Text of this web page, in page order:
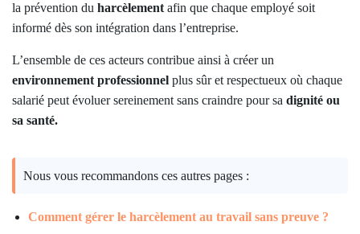
la prévention du harcèlement afin que chaque employé soit
informé dès son intégration dans l’entreprise.
L’ensemble de ces acteurs contribue ainsi à créer un
environnement professionnel plus sûr et respectueux où chaque
salarié peut évoluer sereinement sans craindre pour sa dignité ou
sa santé.
Nous vous recommandons ces autres pages :
Comment gérer le harcèlement au travail sans preuve ?